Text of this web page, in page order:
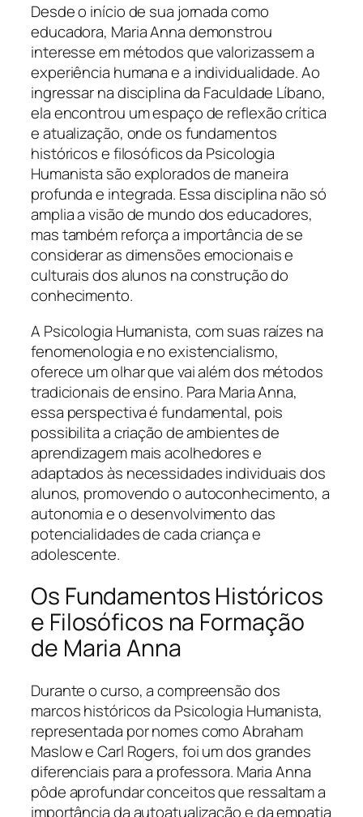
Desde o início de sua jornada como
educadora, Maria Anna demonstrou
interesse em métodos que valorizassem a
experiência humana e a individualidade. Ao
ingressar na disciplina da Faculdade Líbano,
ela encontrou um espaço de reflexão crítica
e atualização, onde os fundamentos
históricos e filosóficos da Psicologia
Humanista são explorados de maneira
profunda e integrada. Essa disciplina não só
amplia a visão de mundo dos educadores,
mas também reforça a importância de se
considerar as dimensões emocionais e
culturais dos alunos na construção do
conhecimento.
A Psicologia Humanista, com suas raízes na
fenomenologia e no existencialismo,
oferece um olhar que vai além dos métodos
tradicionais de ensino. Para Maria Anna,
essa perspectiva é fundamental, pois
possibilita a criação de ambientes de
aprendizagem mais acolhedores e
adaptados às necessidades individuais dos
alunos, promovendo o autoconhecimento, a
autonomia e o desenvolvimento das
potencialidades de cada criança e
adolescente.
Os Fundamentos Históricos
e Filosóficos na Formação
de Maria Anna
Durante o curso, a compreensão dos
marcos históricos da Psicologia Humanista,
representada por nomes como Abraham
Maslow e Carl Rogers, foi um dos grandes
diferenciais para a professora. Maria Anna
pôde aprofundar conceitos que ressaltam a
importância da autoatualização e da empatia